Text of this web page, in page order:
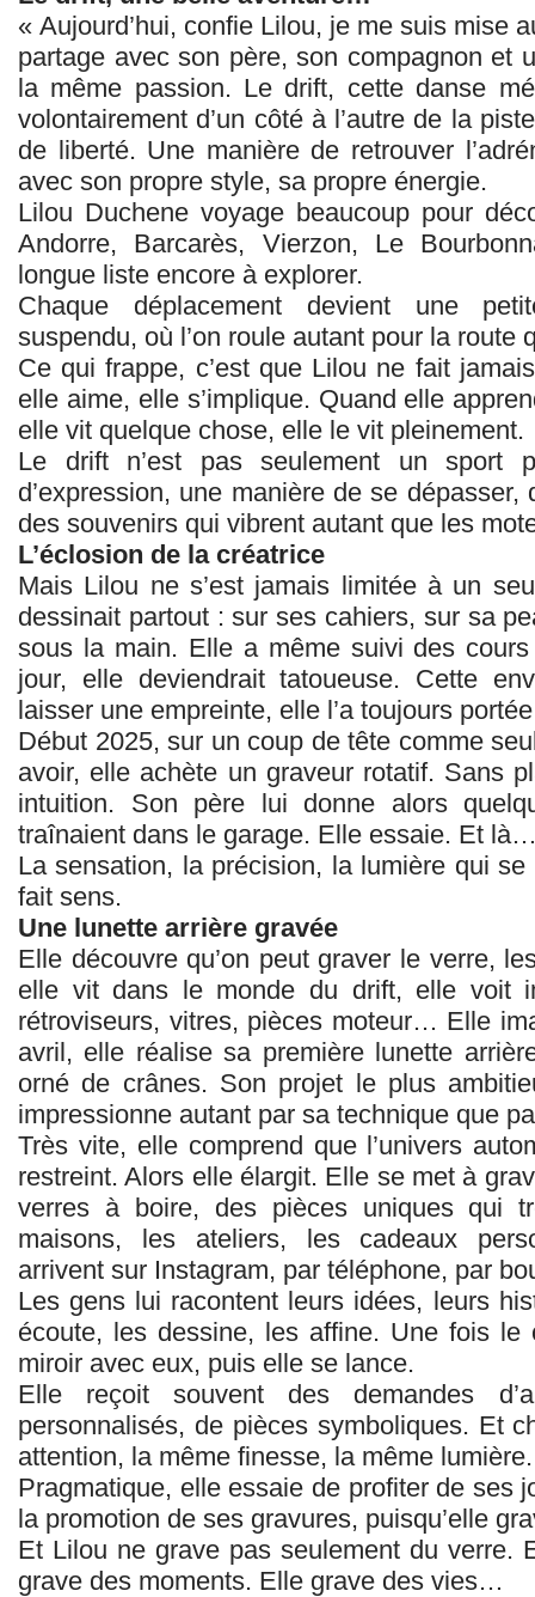
« Aujourd’hui, confie Lilou, je me suis mise
partage avec son père, son compagnon et
la même passion. Le drift, cette danse
volontairement d’un côté à l’autre de la
de liberté. Une manière de retrouver
avec son propre style, sa propre énergie.
Lilou Duchene voyage beaucoup pour
Andorre, Barcarès, Vierzon, Le
longue liste encore à explorer.
Chaque déplacement devient une
suspendu, où l’on roule autant pour la route
Ce qui frappe, c’est que Lilou ne fait
elle aime, elle s’implique. Quand elle
elle vit quelque chose, elle le vit pleinement.
Le drift n’est pas seulement un sport
d’expression, une manière de se
des souvenirs qui vibrent autant que les
L’éclosion de la créatrice
Mais Lilou ne s’est jamais limitée à un
dessinait partout : sur ses cahiers, sur sa
sous la main. Elle a même suivi des cours
jour, elle deviendrait tatoueuse. Cette
laisser une empreinte, elle l’a toujours
Début 2025, sur un coup de tête comme
avoir, elle achète un graveur rotatif. Sans
intuition. Son père lui donne alors
traînaient dans le garage. Elle essaie. Et
La sensation, la précision, la lumière qui
fait sens.
Une lunette arrière gravée
Elle découvre qu’on peut graver le verre,
elle vit dans le monde du drift, elle voit
rétroviseurs, vitres, pièces moteur… Elle
avril, elle réalise sa première lunette
orné de crânes. Son projet le plus
impressionne autant par sa technique que
Très vite, elle comprend que l’univers
restreint. Alors elle élargit. Elle se met à
verres à boire, des pièces uniques qui
maisons, les ateliers, les cadeaux
arrivent sur Instagram, par téléphone, par
Les gens lui racontent leurs idées, leurs
écoute, les dessine, les affine. Une fois
miroir avec eux, puis elle se lance.
Elle reçoit souvent des demandes
personnalisés, de pièces symboliques. Et
attention, la même finesse, la même lumière.
Pragmatique, elle essaie de profiter de ses
la promotion de ses gravures, puisqu’elle
Et Lilou ne grave pas seulement du verre.
grave des moments. Elle grave des vies…